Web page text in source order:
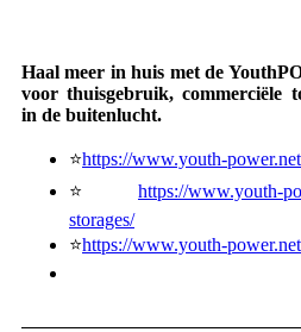
Haal meer in huis met de
voor thuisgebruik, commerciële
in de buitenlucht.
⭐https://www.youth-
⭐ https://www.youth-
storages/
⭐https://www.youth-